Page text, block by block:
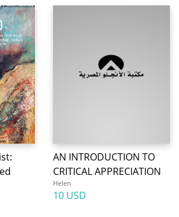
AN INTRODUCTION TO
CRITICAL APPRECIATION
Helen
10 USD